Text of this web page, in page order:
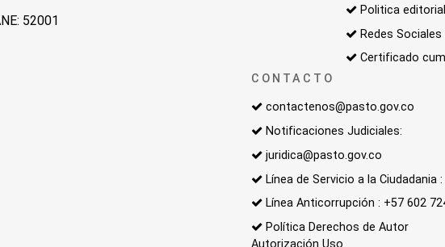
52001
Politica editorial
Redes Sociales
Certificado
CONTACTO
contactenos@pasto.gov.co
Notificaciones Judiciales:
juridica@pasto.gov.co
Línea de Servicio a la Ciudadania
Línea Anticorrupción : +57 602
Política Derechos de Autor
Autorización Uso